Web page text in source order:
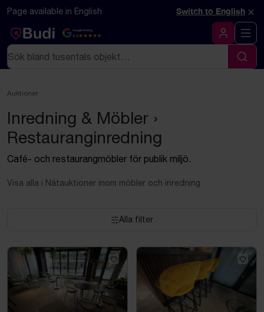
Hoppa till innehåll
Textbaserad (markdown) version av denna sida
Page available in English Switch to English ×
Google Rating
4.5
Logga in
Sök
Sök
Auktioner
Inredning & Möbler ›
Restauranginredning
Café- och restaurangmöbler för publik miljö.
Visa alla i Nätauktioner inom möbler och inredning
Alla filter